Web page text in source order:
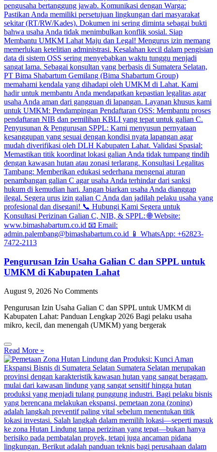
Pengurusan Izin Usaha Galian C dan SPPL untuk
UMKM di Kabupaten Lahat
August 9, 2026 No Comments
Pengurusan Izin Usaha Galian C dan SPPL untuk UMKM di
Kabupaten Lahat: Panduan Lengkap 2026 Bagi pelaku usaha
mikro, kecil, dan menengah (UMKM) yang bergerak
Read More »